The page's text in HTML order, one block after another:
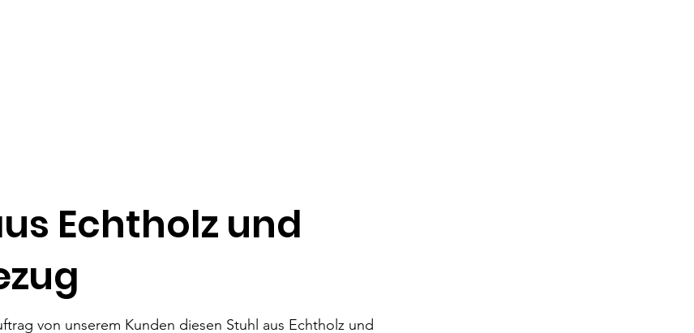
Echtholz und
von unserem Kunden diesen Stuhl aus Echtholz und